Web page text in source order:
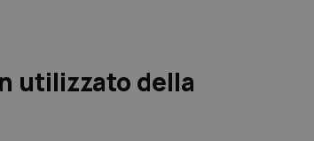
utilizzato della